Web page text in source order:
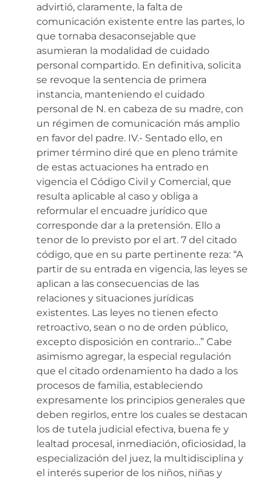
advirtió, claramente, la falta de
comunicación existente entre las partes, lo
que tornaba desaconsejable que
asumieran la modalidad de cuidado
personal compartido. En definitiva, solicita
se revoque la sentencia de primera
instancia, manteniendo el cuidado
personal de N. en cabeza de su madre, con
un régimen de comunicación más amplio
en favor del padre. IV.- Sentado ello, en
primer término diré que en pleno trámite
de estas actuaciones ha entrado en
vigencia el Código Civil y Comercial, que
resulta aplicable al caso y obliga a
reformular el encuadre jurídico que
corresponde dar a la pretensión. Ello a
tenor de lo previsto por el art. 7 del citado
código, que en su parte pertinente reza: “A
partir de su entrada en vigencia, las leyes se
aplican a las consecuencias de las
relaciones y situaciones jurídicas
existentes. Las leyes no tienen efecto
retroactivo, sean o no de orden público,
excepto disposición en contrario…” Cabe
asimismo agregar, la especial regulación
que el citado ordenamiento ha dado a los
procesos de familia, estableciendo
expresamente los principios generales que
deben regirlos, entre los cuales se destacan
los de tutela judicial efectiva, buena fe y
lealtad procesal, inmediación, oficiosidad, la
especialización del juez, la multidisciplina y
el interés superior de los niños, niñas y